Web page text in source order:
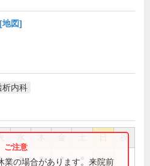
[地図]
析内科
祝
● ● ●
業の場合があります。来院前